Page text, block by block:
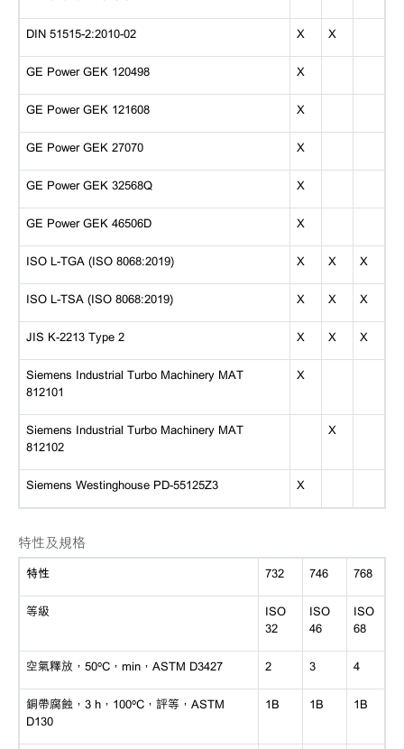
DIN 51515-2:2010-02 X X
GE Power GEK 120498 X
GE Power GEK 121608 X
GE Power GEK 27070 X
GE Power GEK 32568Q X
GE Power GEK 46506D X
ISO L-TGA (ISO 8068:2019) X X X
ISO L-TSA (ISO 8068:2019) X X X
JIS K-2213 Type 2 X X X
Siemens Industrial Turbo Machinery MAT
812101
X
Siemens Industrial Turbo Machinery MAT
812102
X
Siemens Westinghouse PD-55125Z3 X
特性及規格
特性 732 746 768
等級
ISO
32
ISO
46
ISO
68
空氣釋放， 50ºC，min，ASTM D3427 2 3 4
銅帶腐蝕， 3 h，100ºC，評等，ASTM
D130
1B 1B 1B